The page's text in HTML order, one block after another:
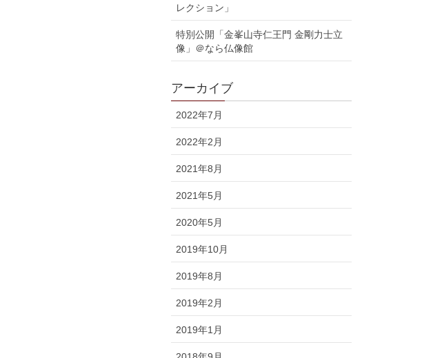
レクション」
特別公開「金峯山寺仁王門 金剛力士立
像」＠なら仏像館
アーカイブ
2022年7月
2022年2月
2021年8月
2021年5月
2020年5月
2019年10月
2019年8月
2019年2月
2019年1月